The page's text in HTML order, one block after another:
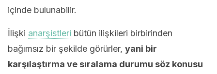
içinde bulunabilir.
İlişki anarşistleri bütün ilişkileri birbirinden
bağımsız bir şekilde görürler, yani bir
karşılaştırma ve sıralama durumu söz konusu